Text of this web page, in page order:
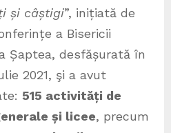
și câștigi”, inițiată de
a Bisericii
Șaptea, desfășurată în
2021, şi a avut
515 activități de
și licee, precum